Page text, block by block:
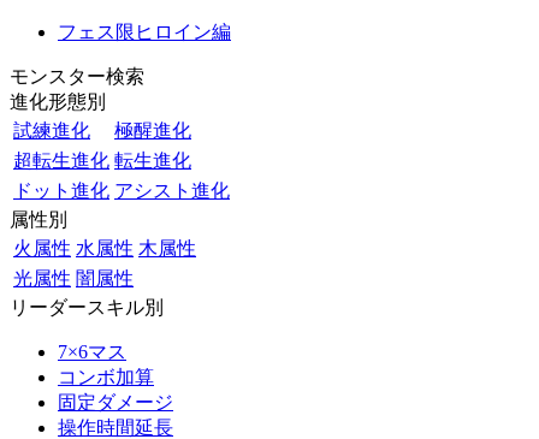
フェス限ヒロイン編
モンスター検索
進化形態別
試練進化
極醒進化
超転生進化 転生進化
ドット進化 アシスト進化
属性別
火属性 水属性 木属性
光属性 闇属性
リーダースキル別
7×6マス
コンボ加算
固定ダメージ
操作時間延長